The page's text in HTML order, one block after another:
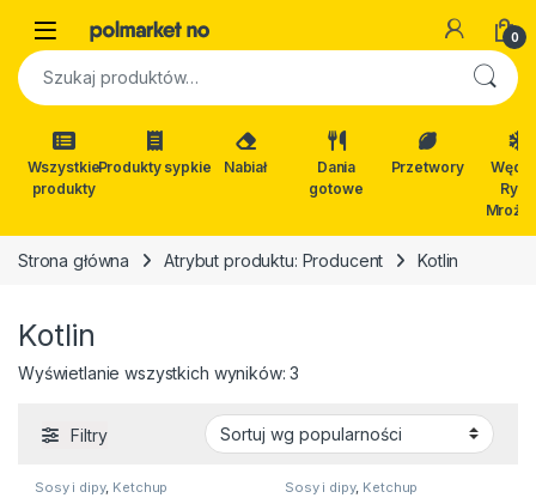
Open 0
Szukaj:
Wszystkie
produkty
Produkty sypkie Nabiał
Dania
gotowe
Przetwory
Ryby
Strona główna Atrybut produktu: Producent Kotlin
Kotlin
Wyświetlanie wszystkich wyników: 3
Filtry
Sosy i dipy, Ketchup Sosy i dipy, Ketchup